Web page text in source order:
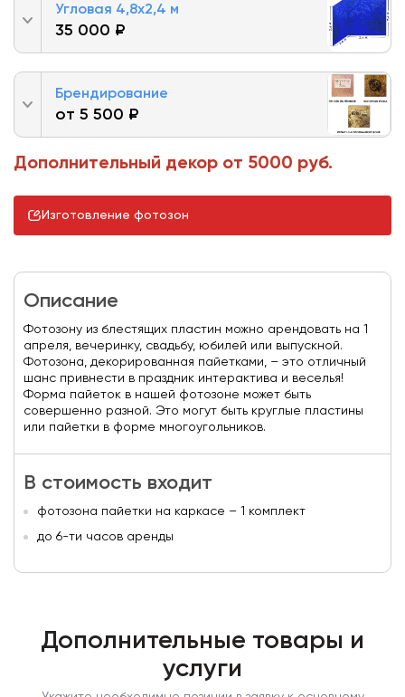
Угловая 4,8х2,4 м
35 000 ₽
Брендирование
от 5 500 ₽
Дополнительный декор от 5000 руб.
Изготовление фотозон
Описание
Фотозону из блестящих пластин можно арендовать на 1
апреля, вечеринку, свадьбу, юбилей или выпускной.
Фотозона, декорированная пайетками, – это отличный
шанс привнести в праздник интерактива и веселья!
Форма пайеток в нашей фотозоне может быть
совершенно разной. Это могут быть круглые пластины
или пайетки в форме многоугольников.
В стоимость входит
фотозона пайетки на каркасе – 1 комплект
до 6-ти часов аренды
Дополнительные товары и
услуги